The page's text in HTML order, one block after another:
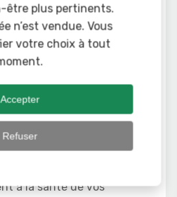
à 95 % de kératine. Sans
votre sang, aucun
:Acides aminés soufrés,
du groupe B.
» :Consommer de la
aide à optimiser
à la santé de vos
être plus pertinents.
n’est vendue. Vous
votre choix à tout
Accepter
Refuser